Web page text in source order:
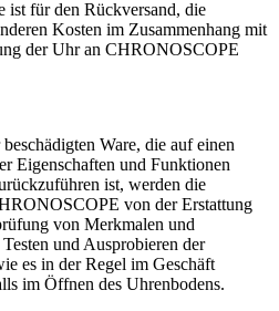
ist für den Rückversand, die
Kosten im Zusammenhang mit
der Uhr an CHRONOSCOPE
Ware, die auf einen
Eigenschaften und Funktionen
ist, werden die
von der Erstattung
von Merkmalen und
und Ausprobieren der
es in der Regel im Geschäft
im Öffnen des Uhrenbodens.